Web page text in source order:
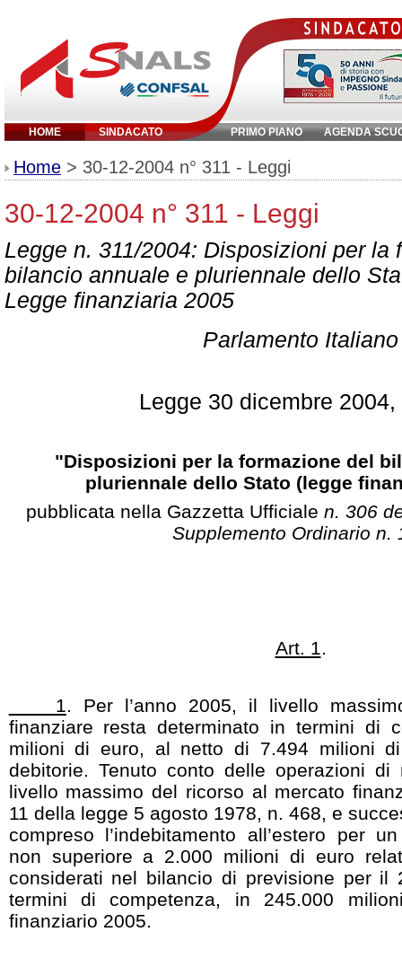
HOME SINDACATO PRIMO PIANO AGENDA
Inserisci parola chiave:
Home > 30-12-2004 n° 311 - Leggi
30-12-2004 n° 311 - Leggi
Legge n. 311/2004: Disposizioni per la
bilancio annuale e pluriennale dello
Legge finanziaria 2005
Parlamento Italiano
Legge 30 dicembre 2004,
"Disposizioni per la formazione del
pluriennale dello Stato (legge
pubblicata nella Gazzetta Ufficiale n. 306
Supplemento Ordinario n.
Art. 1.
1. Per l’anno 2005, il livello
finanziare resta determinato in termini di
milioni di euro, al netto di 7.494 milioni
debitorie. Tenuto conto delle operazioni
livello massimo del ricorso al mercato
11 della legge 5 agosto 1978, n. 468, e
compreso l’indebitamento all’estero per
non superiore a 2.000 milioni di euro
considerati nel bilancio di previsione per il
termini di competenza, in 245.000
finanziario 2005.